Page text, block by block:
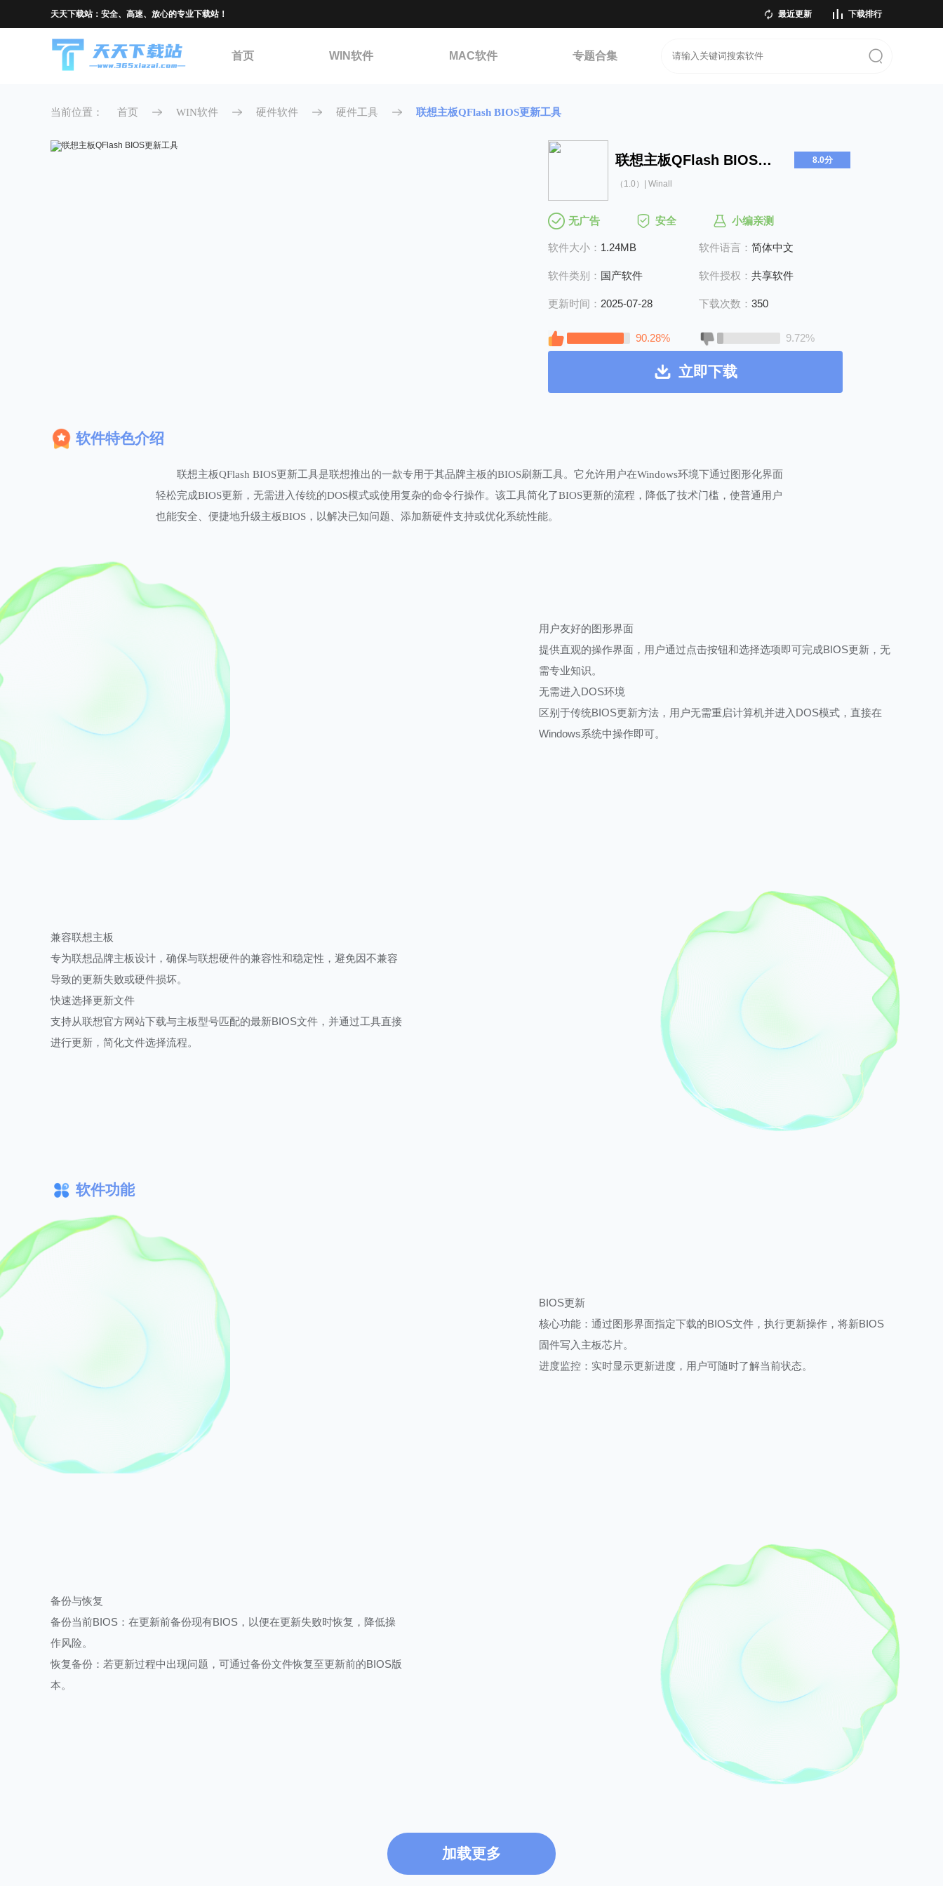
天天下载站：安全、高速、放心的专业下载站！ 最近更新 下载排行
首页 WIN软件 MAC软件 专题合集
当前位置： 首页 WIN软件 硬件软件 硬件工具 联想主板QFlash BIOS更新工具
联想主板QFlash BIOS更新工具 8.0分
（1.0）| Winall
无广告 安全 小编亲测
软件大小： 1.24MB 软件语言： 简体中文
软件类别： 国产软件 软件授权： 共享软件
更新时间： 2025-07-28 下载次数： 350
90.28% 9.72%
立即下载
软件特色介绍
联想主板QFlash BIOS更新工具是联想推出的一款专用于其品牌主板的BIOS刷新工具。它允许用户在Windows环境下通过图形化界面
轻松完成BIOS更新，无需进入传统的DOS模式或使用复杂的命令行操作。该工具简化了BIOS更新的流程，降低了技术门槛，使普通用户
也能安全、便捷地升级主板BIOS，以解决已知问题、添加新硬件支持或优化系统性能。
用户友好的图形界面
提供直观的操作界面，用户通过点击按钮和选择选项即可完成BIOS更新，无
需专业知识。
无需进入DOS环境
区别于传统BIOS更新方法，用户无需重启计算机并进入DOS模式，直接在
Windows系统中操作即可。
兼容联想主板
专为联想品牌主板设计，确保与联想硬件的兼容性和稳定性，避免因不兼容
导致的更新失败或硬件损坏。
快速选择更新文件
支持从联想官方网站下载与主板型号匹配的最新BIOS文件，并通过工具直接
进行更新，简化文件选择流程。
软件功能
BIOS更新
核心功能：通过图形界面指定下载的BIOS文件，执行更新操作，将新BIOS
固件写入主板芯片。
进度监控：实时显示更新进度，用户可随时了解当前状态。
备份与恢复
备份当前BIOS：在更新前备份现有BIOS，以便在更新失败时恢复，降低操
作风险。
恢复备份：若更新过程中出现问题，可通过备份文件恢复至更新前的BIOS版
本。
加载更多